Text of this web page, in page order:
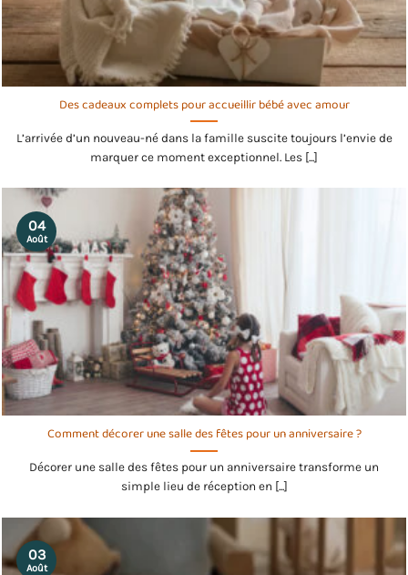
Des cadeaux complets pour accueillir bébé avec amour
L’arrivée d’un nouveau-né dans la famille suscite toujours l’envie de
marquer ce moment exceptionnel. Les [...]
Comment décorer une salle des fêtes pour un anniversaire ?
Décorer une salle des fêtes pour un anniversaire transforme un
simple lieu de réception en [...]
04
Août
03
Août